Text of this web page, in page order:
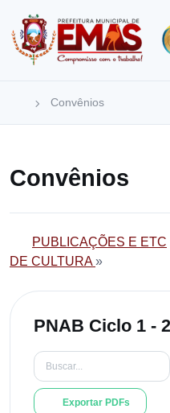
Convênios
Convênios
PUBLICAÇÕES E ETC
DE CULTURA»
PNAB Ciclo 1 -
Exportar PDFs